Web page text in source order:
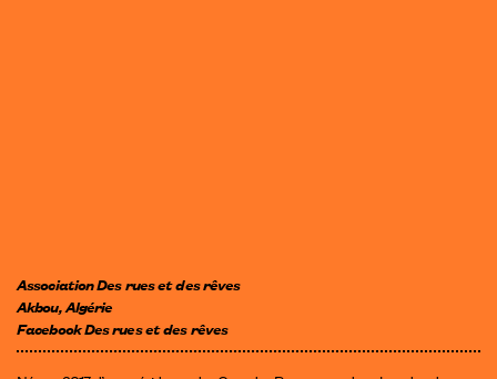
Association Des rues et des rêves
Akbou, Algérie
Facebook Des rues et des rêves